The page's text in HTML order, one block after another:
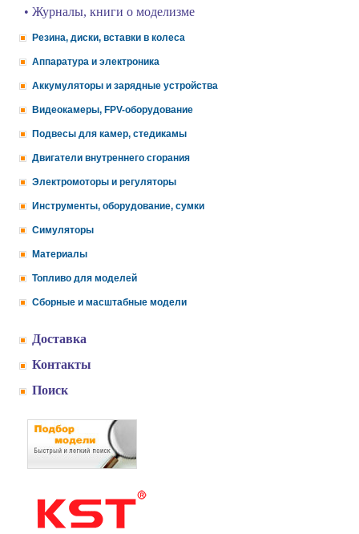
• Журналы, книги о моделизме
Резина, диски, вставки в колеса
Аппаратура и электроника
Аккумуляторы и зарядные устройства
Видеокамеры, FPV-оборудование
Подвесы для камер, стедикамы
Двигатели внутреннего сгорания
Электромоторы и регуляторы
Инструменты, оборудование, сумки
Симуляторы
Материалы
Топливо для моделей
Сборные и масштабные модели
Доставка
Контакты
Поиск